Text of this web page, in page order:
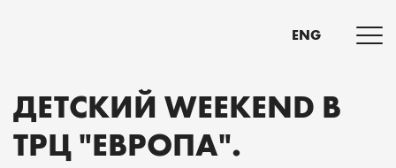
ENG
ДЕТСКИЙ WEEKEND В
ТРЦ "ЕВРОПА".